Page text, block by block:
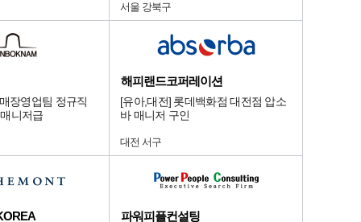
서울 강북구
장영업팀 정규직
니저급
해피랜드코퍼레이션
[유아,대전] 롯데백화점 대전점 압소
바 매니저 구인
대전 서구
파워피플컨설팅